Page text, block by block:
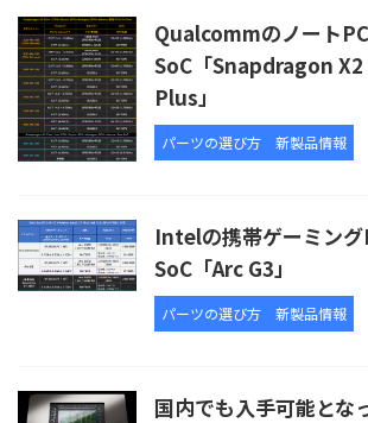
Qualcommのノート
SoC「Snapdragon
Plus」
パーツの選び方 新製品情報
Intelの携帯ゲーミング
SoC「Arc G3」
パーツの選び方 新製品情報
国内でも入手可能とな